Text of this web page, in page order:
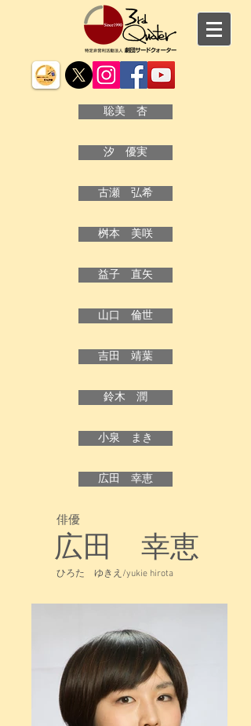
聡美 杏
汐 優実
古瀬 弘希
桝本 美咲
益子 直矢
山口 倫世
吉田 靖葉
鈴木 潤
小泉 まき
広田 幸恵
俳優
広田 幸恵
ひろた ゆきえ/yukie hirota